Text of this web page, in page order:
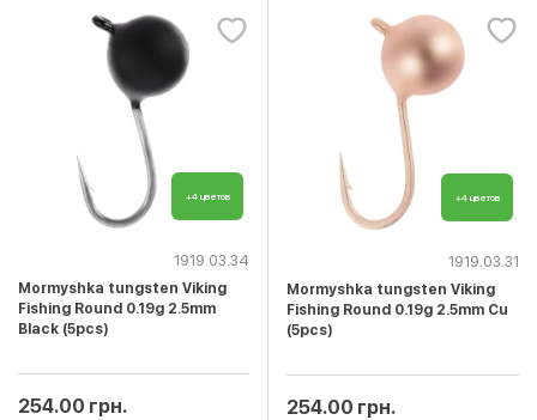
+4 цветов
1919.03.34
Mormyshka tungsten Viking
Fishing Round 0.19g 2.5mm
Black (5pcs)
254.00 грн.
+4 цветов
1919.03.31
Mormyshka tungsten Viking
Fishing Round 0.19g 2.5mm Cu
(5pcs)
254.00 грн.